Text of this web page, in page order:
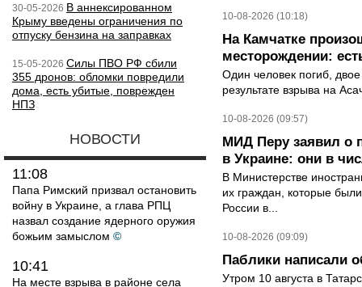
30-05-2026 В аннексированном
Крыму введены ограничения по
отпуску бензина на заправках
15-05-2026 Силы ПВО РФ сбили
355 дронов: обломки повредили
дома, есть убитые, поврежден
НПЗ
НОВОСТИ
11:08
Папа Римский призвал остановить
войну в Украине, а глава РПЦ
назвал создание ядерного оружия
божьим замыслом ©
10:41
На месте взрыва в районе села
10-08-2026 (10:18)
На Камчатке
месторождении:
Один человек погиб,
результате взрыва на
10-08-2026 (09:57)
МИД Перу заявил о
в Украине: они в
В Министерстве
их граждан, которые
России в...
10-08-2026 (09:09)
Паблики написали
Утром 10 августа в